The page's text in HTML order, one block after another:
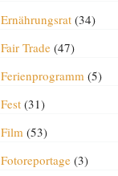
Ernährungsrat(34)
Fair Trade(47)
Ferienprogramm(5)
Fest(31)
Film(53)
Fotoreportage(3)